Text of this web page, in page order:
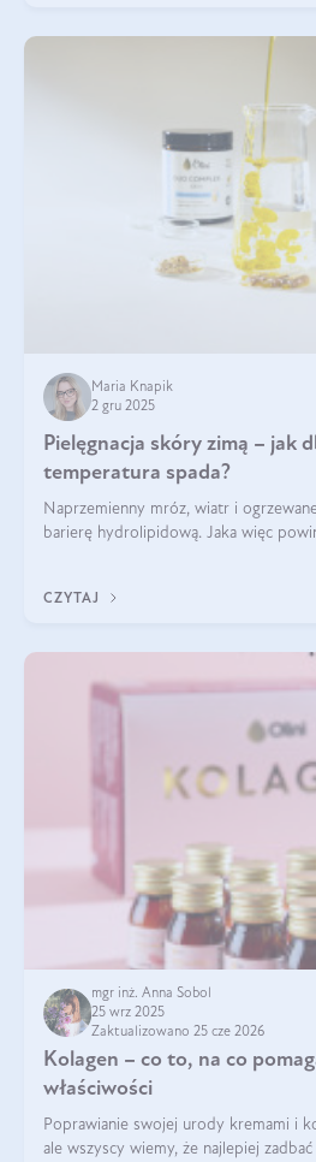
Maria Knapik
2 gru 2025
Pielęgnacja skóry zimą – jak
temperatura spada?
Naprzemienny mróz, wiatr i
barierę hydrolipidową. Jaka więc
CZYTAJ
mgr inż. Anna Sobol
25 wrz 2025
Zaktualizowano 25 cze 2026
Kolagen – co to, na co
właściwości
Poprawianie swojej urody kremami i
ale wszyscy wiemy, że najlepiej